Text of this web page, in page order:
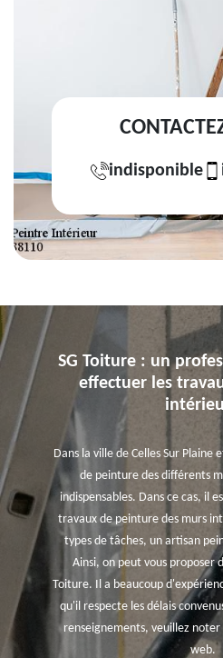
indisponible
SG Toiture : un
effectuer les
Dans la ville de Celles Sur Plaine
de peinture des différents
indispensables. Dans ce cas, il
travaux de peinture des murs
types de tâches, un artisan
Ainsi, on peut vous proposer
Toiture. Il a beaucoup
qu'il respecte les délais
renseignements, veuillez
web.